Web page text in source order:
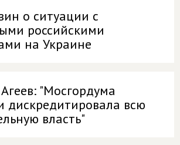
о ситуации с
российскими
на Украине
"Мосгордума
дискредитировала всю
власть"